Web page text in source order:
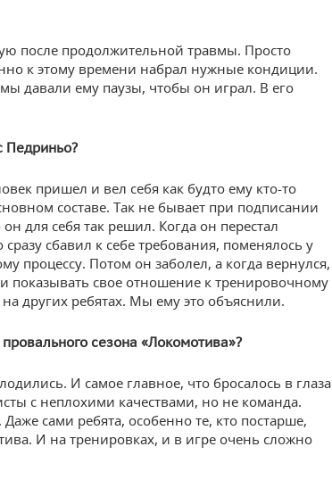
после продолжительной травмы. Просто
к этому времени набрал нужные кондиции.
давали ему паузы, чтобы он играл. В его
Педриньо?
пришел и вел себя как будто ему кто-то
составе. Так не бывает при подписании
для себя так решил. Когда он перестал
сбавил к себе требования, поменялось у
процессу. Потом он заболел, а когда вернулся,
показывать свое отношение к тренировочному
на других ребятах. Мы ему это объяснили.
сезона «Локомотива»?
И самое главное, что бросалось в глаза
с неплохими качествами, но не команда.
сами ребята, особенно те, кто постарше,
И на тренировках, и в игре очень сложно